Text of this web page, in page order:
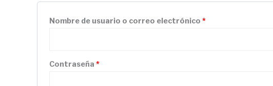
Nombre de usuario o correo electrónico *
Contraseña *